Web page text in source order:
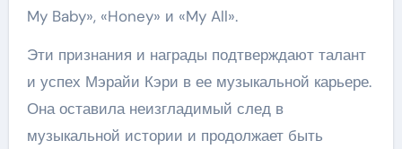
My Baby», «Honey» и «My All».
Эти признания и награды подтверждают талант
и успех Мэрайи Кэри в ее музыкальной карьере.
Она оставила неизгладимый след в
музыкальной истории и продолжает быть